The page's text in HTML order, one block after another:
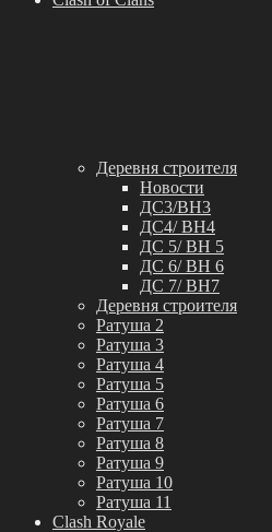
Деревня строителя
Новости
ДС3/BH3
ДС4/ BH4
ДС 5/ BH 5
ДС 6/ BH 6
ДС 7/ BH7
Деревня строителя
Ратуша 2
Ратуша 3
Ратуша 4
Ратуша 5
Ратуша 6
Ратуша 7
Ратуша 8
Ратуша 9
Ратуша 10
Ратуша 11
Clash Royale